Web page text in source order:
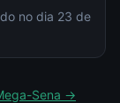
no dia 23 de
Sena →